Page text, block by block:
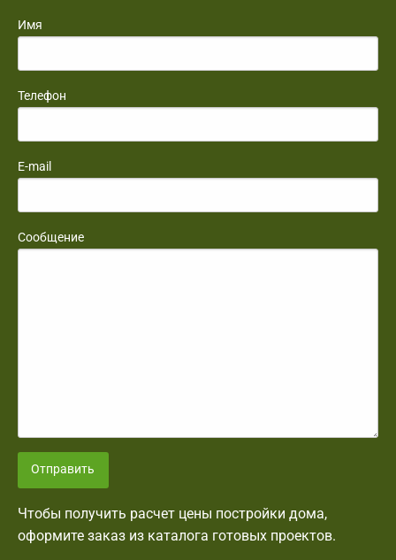
Имя
Телефон
E-mail
Сообщение
Отправить
Чтобы получить расчет цены постройки дома,
оформите заказ из каталога готовых проектов.